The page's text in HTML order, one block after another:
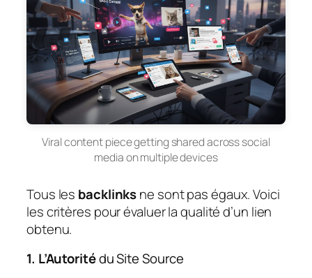
Viral content piece getting shared across social
media on multiple devices
Tous les backlinksne sont pas égaux. Voici
les critères pour évaluer la qualité d’un lien
obtenu.
1. L’Autoritédu Site Source